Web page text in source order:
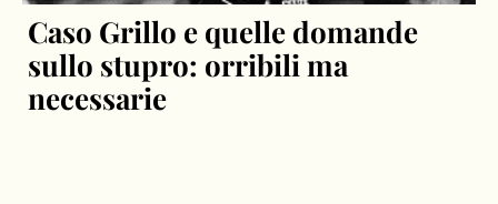
Caso Grillo e quelle domande
sullo stupro: orribili ma
necessarie